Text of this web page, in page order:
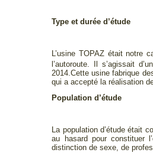
Type et durée d’étude
L’usine TOPAZ était notre
l’autoroute. Il s’agissait
2014.Cette usine fabrique
qui a accepté la réalisation
Population d’étude
La population d’étude était
au hasard pour constituer
distinction de sexe, de